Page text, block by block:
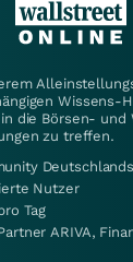
Wissens-
die Börsen-
zu treffen.
Deutschlands
Nutzer
Tag
ARIVA,